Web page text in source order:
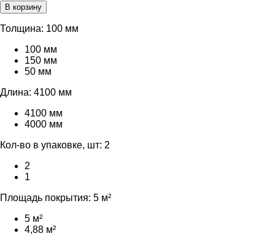
В корзину
Толщина: 100 мм
100 мм
150 мм
50 мм
Длина: 4100 мм
4100 мм
4000 мм
Кол-во в упаковке, шт: 2
2
1
Площадь покрытия: 5 м²
5 м²
4,88 м²